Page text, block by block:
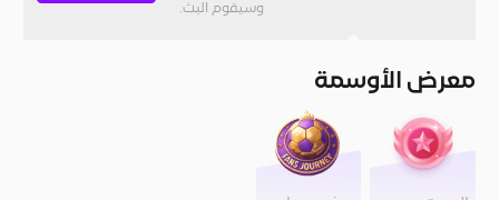
وسيقوم البث.
معرض الأوسمة